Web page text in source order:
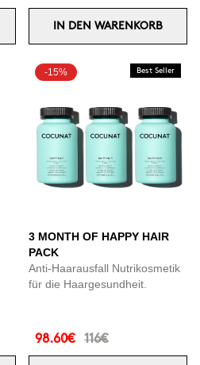
IN DEN WARENKORB
-15% Best Seller
3 MONTH OF HAPPY HAIR
PACK
Anti-Haarausfall Nutrikosmetik
für die Haargesundheit.
98.60€ 116€